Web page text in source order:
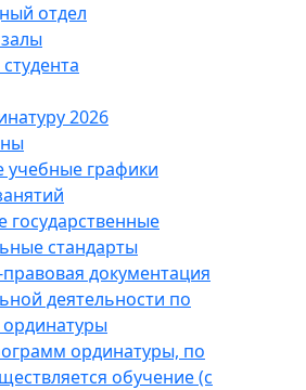
отдел
2026
учебные графики
стандарты
документация
деятельности по
ординатуры, по
обучение (с